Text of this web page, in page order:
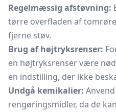
Regelmæssig afstøvning:
tørre overfladen af
fjerne støv.
Brug af højtryksrenser:
en højtryksrenser være
en indstilling, der ikke
Undgå kemikalier:
rengøringsmidler, da de